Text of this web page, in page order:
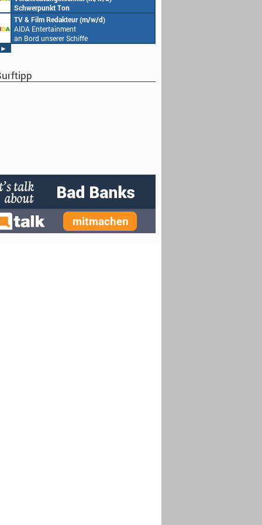
Schwerpunkt Ton
AIDA Entertainment
an Bord unserer Schiffe
TV & Film Redakteur (m/w/d)
AIDA Entertainment
an Bord unserer Schiffe
►